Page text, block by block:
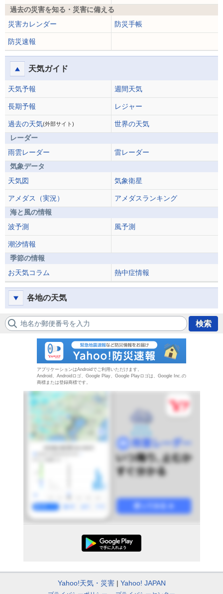
過去の災害を知る・災害に備える
災害カレンダー
防災手帳
防災速報
天気ガイド
天気予報 週間天気
長期予報 レジャー
過去の天気(外部サイト)
世界の天気
レーダー
雨雲レーダー
雷レーダー
気象データ
天気図
気象衛星
アメダス（実況）
アメダスランキング
海と風の情報
波予測
風予測
潮汐情報
季節の情報
お天気コラム
熱中症情報
各地の天気
地名か郵便番号を入力 検索
アプリケーションはAndroidでご利用いただけます。
Android、Androidロゴ、Google Play、Google Playロゴは、Google Inc.の
商標または登録商標です。
Yahoo!天気・災害 Yahoo! JAPAN